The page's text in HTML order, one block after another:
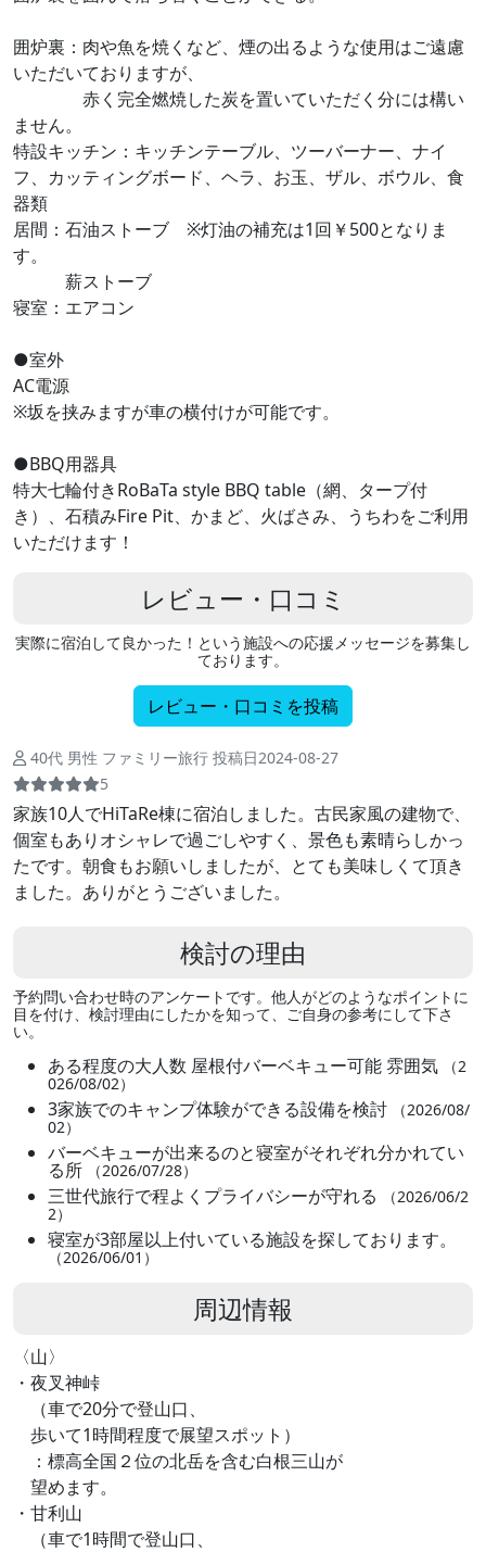
囲炉裏：肉や魚を焼くなど、煙の出るような使用はご遠慮
いただいておりますが、
赤く完全燃焼した炭を置いていただく分には構い
ません。
特設キッチン：キッチンテーブル、ツーバーナー、ナイ
フ、カッティングボード、ヘラ、お玉、ザル、ボウル、食
器類
居間：石油ストーブ ※灯油の補充は1回￥500となりま
す。
薪ストーブ
寝室：エアコン
●室外
AC電源
※坂を挟みますが車の横付けが可能です。
●BBQ用器具
特大七輪付きRoBaTa style BBQ table（網、タープ付
き）、石積みFire Pit、かまど、火ばさみ、うちわをご利用
いただけます！
レビュー・口コミ
実際に宿泊して良かった！という施設への応援メッセージを募集し
ております。
レビュー・口コミを投稿
40代 男性 ファミリー旅行 投稿日2024-08-27
5
家族10人でHiTaRe棟に宿泊しました。古民家風の建物で、
個室もありオシャレで過ごしやすく、景色も素晴らしかっ
たです。朝食もお願いしましたが、とても美味しくて頂き
ました。ありがとうございました。
検討の理由
予約問い合わせ時のアンケートです。他人がどのようなポイントに
目を付け、検討理由にしたかを知って、ご自身の参考にして下さ
い。
ある程度の大人数 屋根付バーベキュー可能 雰囲気
（2
026/08/02）
3家族でのキャンプ体験ができる設備を検討
（2026/08/
02）
バーベキューが出来るのと寝室がそれぞれ分かれてい
る所 （2026/07/28）
三世代旅行で程よくプライバシーが守れる
（2026/06/2
2）
寝室が3部屋以上付いている施設を探しております。
（2026/06/01）
周辺情報
〈山〉
・夜叉神峠
（車で20分で登山口、
歩いて1時間程度で展望スポット）
：標高全国２位の北岳を含む白根三山が
望めます。
・甘利山
（車で1時間で登山口、